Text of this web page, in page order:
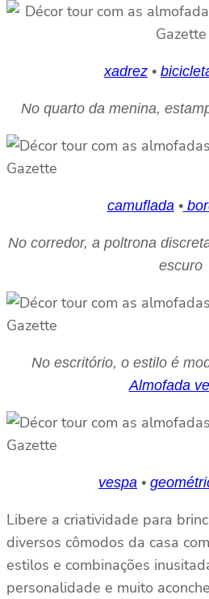
xadrez •
No quarto da menina,
camuflada•
No corredor, a poltrona
escuro
No escritório, o estilo é
Almofada
vespa •
Libere a criatividade para
diversos cômodos da casa
estilos e combinações
personalidade e muito